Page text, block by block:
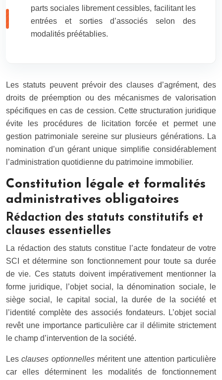
parts sociales librement cessibles, facilitant les
entrées et sorties d’associés selon des
modalités préétablies.
Les statuts peuvent prévoir des clauses d’agrément, des
droits de préemption ou des mécanismes de valorisation
spécifiques en cas de cession. Cette structuration juridique
évite les procédures de licitation forcée et permet une
gestion patrimoniale sereine sur plusieurs générations. La
nomination d’un gérant unique simplifie considérablement
l’administration quotidienne du patrimoine immobilier.
Constitution légale et formalités
administratives obligatoires
Rédaction des statuts constitutifs et
clauses essentielles
La rédaction des statuts constitue l’acte fondateur de votre
SCI et détermine son fonctionnement pour toute sa durée
de vie. Ces statuts doivent impérativement mentionner la
forme juridique, l’objet social, la dénomination sociale, le
siège social, le capital social, la durée de la société et
l’identité complète des associés fondateurs. L’objet social
revêt une importance particulière car il délimite strictement
le champ d’intervention de la société.
Lesclauses optionnelles méritent une attention particulière
car elles déterminent les modalités de fonctionnement